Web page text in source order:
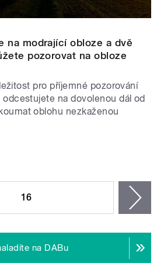
na modrající obloze a dvě
pozorovat na obloze
pro příjemné pozorování
na dovolenou dál od
oblohu nezkaženou
16
na DABu